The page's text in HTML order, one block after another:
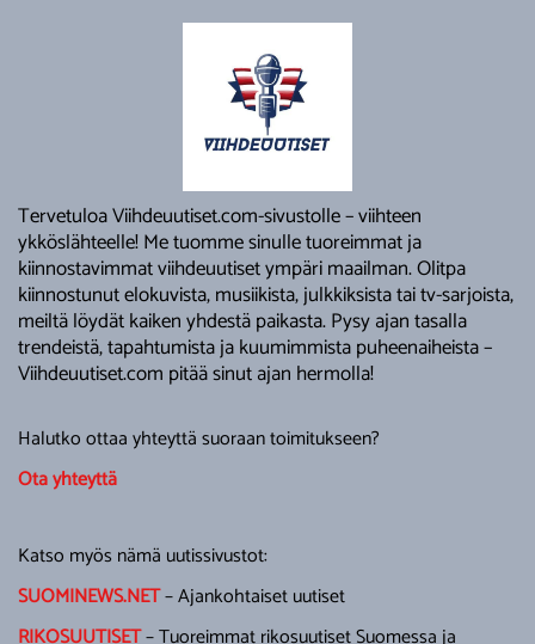
Tervetuloa Viihdeuutiset.com-sivustolle – viihteen
ykköslähteelle! Me tuomme sinulle tuoreimmat ja
kiinnostavimmat viihdeuutiset ympäri maailman. Olitpa
kiinnostunut elokuvista, musiikista, julkkiksista tai tv-sarjoista,
meiltä löydät kaiken yhdestä paikasta. Pysy ajan tasalla
trendeistä, tapahtumista ja kuumimmista puheenaiheista –
Viihdeuutiset.com pitää sinut ajan hermolla!
Halutko ottaa yhteyttä suoraan toimitukseen?
Ota yhteyttä
Katso myös nämä uutissivustot:
SUOMINEWS.NET– Ajankohtaiset uutiset